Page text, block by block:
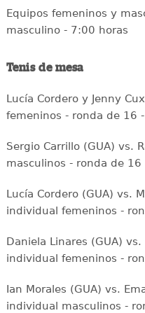
Equipos femeninos y
masculino - 7:00 horas
Tenis de mesa
Lucía Cordero y Jenny
femeninos - ronda de 16
Sergio Carrillo (GUA) vs.
masculinos - ronda de
Lucía Cordero (GUA) vs.
individual femeninos -
Daniela Linares (GUA)
individual femeninos -
Ian Morales (GUA) vs.
individual masculinos -